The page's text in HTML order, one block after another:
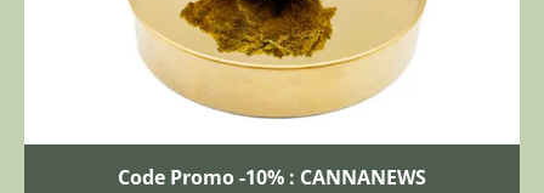
Code Promo -10% : CANNANEWS